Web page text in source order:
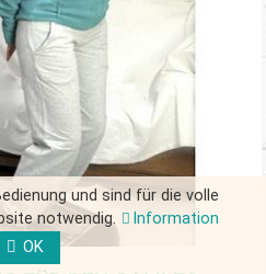
und sind für die volle
notwendig.
Information
OK